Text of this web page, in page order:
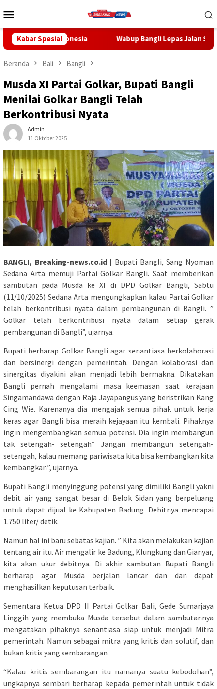
ke
Mobile
Kabar SpesialWabup Bangli Lepas Jalan Santai, Awali Rangkaian
Beranda Bali Bangli
Musda XI Partai Golkar, Bupati Bangli
Menilai Golkar Bangli Telah
Berkontribusi Nyata
Admin
11 Oktober 2025
BANGLI, Breaking-news.co.id| Bupati Bangli, Sang Nyoman
Sedana Arta memuji Partai Golkar Bangli. Saat memberikan
sambutan pada Musda ke XI di DPD Golkar Bangli, Sabtu
(11/10/2025) Sedana Arta mengungkapkan kalau Partai Golkar
telah berkontribusi nyata dalam pembangunan di Bangli. ”
Golkar telah berkontribusi nyata dalam setiap gerak
pembangunan di Bangli”, ujarnya.
Bupati berharap Golkar Bangli agar senantiasa berkolaborasi
dan bersinergi dengan pemerintah. Dengan kolaborasi dan
sinergitas diyakini akan menjadi lebih bermakna. Dikatakan
Bangli pernah mengalami masa keemasan saat kerajaan
Singamandawa dengan Raja Jayapangus yang beristrikan Kang
Cing Wie. Karenanya dia mengajak semua pihak untuk kerja
keras agar Bangli bisa meraih kejayaan itu kembali. Pihaknya
ingin mengembangkan semua potensi. Dia ingin membangun
tak setengah- setengah” Jangan membangun setengah-
setengah, kalau memang pariwisata kita bisa kembangkan kita
kembangkan”, ujarnya.
Bupati Bangli menyinggung potensi yang dimiliki Bangli yakni
debit air yang sangat besar di Belok Sidan yang berpeluang
untuk dapat dijual ke Kabupaten Badung. Debitnya mencapai
1.750 liter/ detik.
Namun hal ini baru sebatas kajian. ” Kita akan melakukan kajian
tentang air itu. Air mengalir ke Badung, Klungkung dan Gianyar,
kita akan ukur debitnya. Di akhir sambutan Bupati Bangli
berharap agar Musda berjalan lancar dan dan dapat
menghasilkan keputusan terbaik.
Sementara Ketua DPD II Partai Golkar Bali, Gede Sumarjaya
Linggih yang membuka Musda tersebut dalam sambutannya
mengatakan pihaknya senantiasa siap untuk menjadi Mitra
pemerintah. Namun sebagai mitra yang kritis dan solutif, dan
bukan kritis yang sembarangan.
“Kalau kritis sembarangan itu namanya suatu kebodohan”,
ungkapnya sembari berharap kepada pemerintah untuk tidak